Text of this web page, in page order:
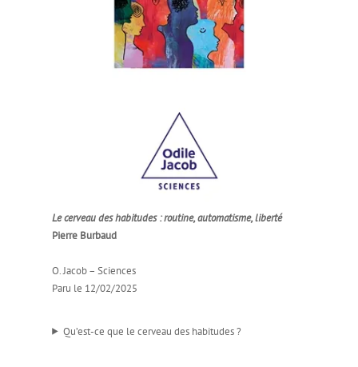
Le cerveau des habitudes : routine, automatisme, liberté
Pierre Burbaud
O. Jacob – Sciences
Paru le 12/02/2025
Qu’est-ce que le cerveau des habitudes ?